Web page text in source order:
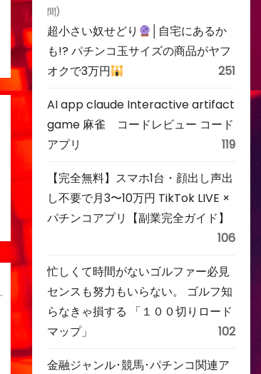
間)
超小さい奴せどり
│自宅にあるか
も!? パチンコ玉サイズの商品がヤフ
オクで3万円
251
AI app claude Interactive artifact
game 麻雀 コードレビュー コード
アプリ
119
【完全無料】スマホ1台・顔出し声出
し不要で月3〜10万円 TikTok LIVE ×
パチンコアプリ【副業完全ガイド】
106
忙しくて時間がないゴルファー必見
センスも努力もいらない。 ゴルフ知
らなきゃ損する 「１００切りロード
マップ」
102
金融ジャンル･競馬･パチンコ関連ア